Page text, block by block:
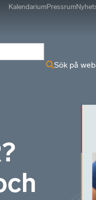
KalendariumPressrum
Sök på